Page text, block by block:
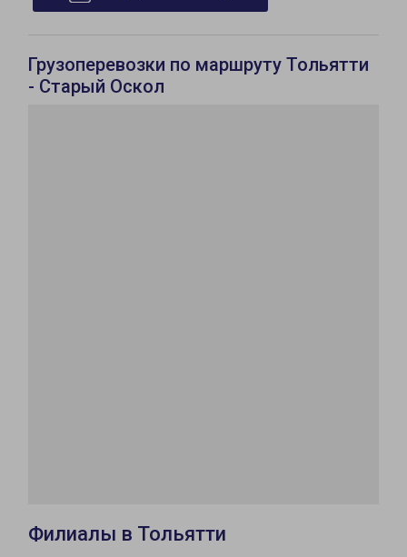
Грузоперевозки по маршруту Тольятти
- Старый Оскол
Филиалы в Тольятти